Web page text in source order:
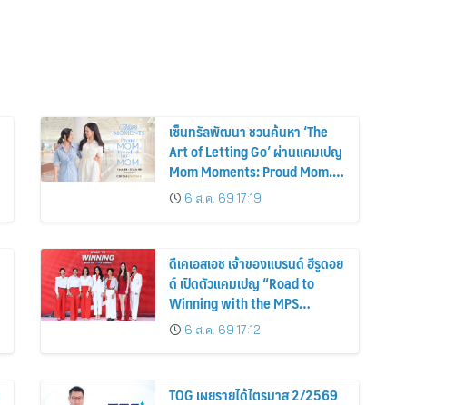
เซ็นทรัลพัฒนา ชวนค้นหา ‘The
Art of Letting Go’ ผ่านแคมเปญ
Mom Moments: Proud Mom.
Proud of My Mom.
6 ส.ค. 69 17:19
ดีเคเอสเอช เจ้าของแบรนด์ ฮีรูดอย
ด์ เปิดตัวแคมเปญ “Road to
Winning with the MPS
Science”
6 ส.ค. 69 17:12
TOG เผยรายได้ไตรมาส 2/2569